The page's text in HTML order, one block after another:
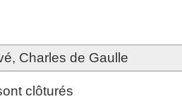
, Charles de Gaulle
clôturés